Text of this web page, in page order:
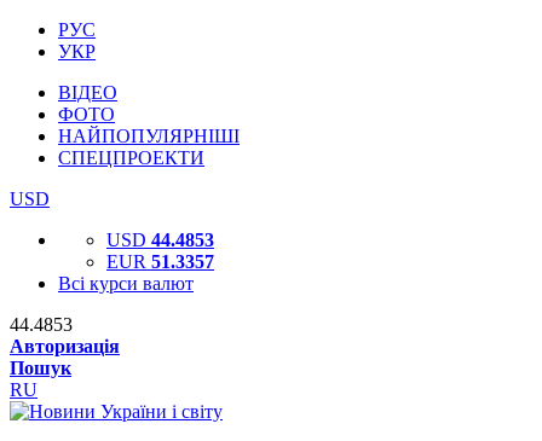
РУС
УКР
ВІДЕО
ФОТО
НАЙПОПУЛЯРНІШІ
СПЕЦПРОЕКТИ
USD
USD 44.4853
EUR 51.3357
Всі курси валют
44.4853
Авторизація
Пошук
RU